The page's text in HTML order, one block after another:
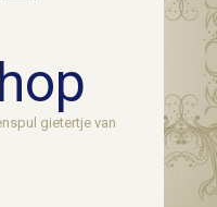
gietertje van